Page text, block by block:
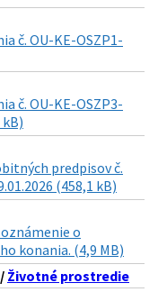
č. OU-KE-OSZP1-
č. OU-KE-OSZP3-
kB)
predpisov č.
(458,1 kB)
o
konania. (4,9 MB)
Životné prostredie